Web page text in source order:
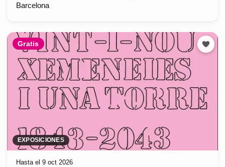
Barcelona
Gratis
EXPOSICIONES
Hasta el 9 oct 2026